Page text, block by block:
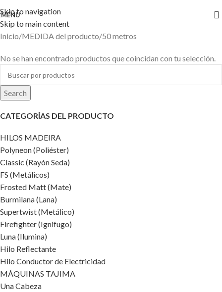
Skip to navigation
Skip to main content
MENU
CATEGORÍAS DEL PRODUCTO
HILOS MADEIRA
Polyneon (Poliéster)
Classic (Rayón Seda)
FS (Metálicos)
Frosted Matt (Mate)
Burmilana (Lana)
Supertwist (Metálico)
Firefighter (Ignifugo)
Luna (Ilumina)
Hilo Reflectante
Hilo Conductor de Electricidad
MÁQUINAS TAJIMA
Una Cabeza
Inicio MEDIDA del producto 50 metros
No se han encontrado productos que coincidan con tu selección.
Search